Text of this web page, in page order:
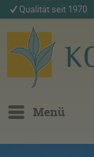
Qualität seit 1970
Menü